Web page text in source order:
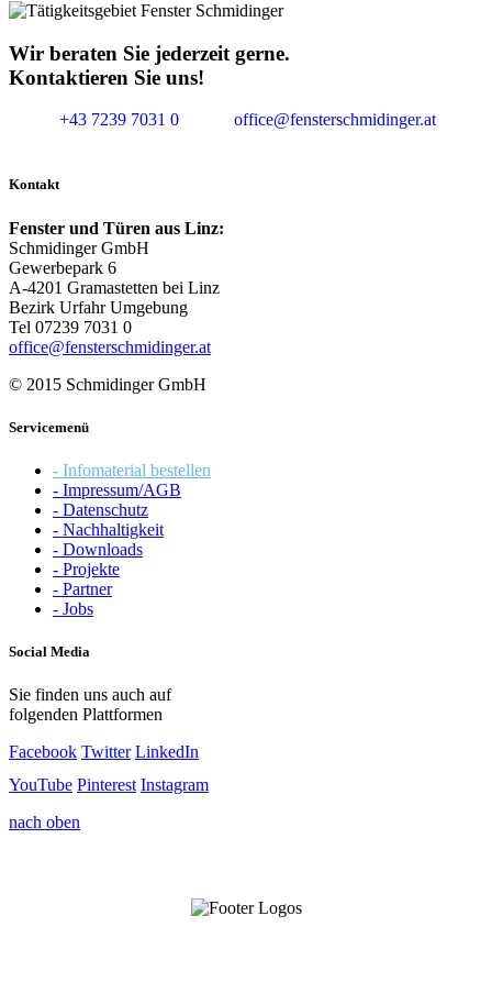
Wir beraten Sie jederzeit gerne.
Kontaktieren Sie uns!
+43 7239 7031 0 office@fensterschmidinger.at
Kontakt
Fenster und Türen aus Linz:
Schmidinger GmbH
Gewerbepark 6
A-4201 Gramastetten bei Linz
Bezirk Urfahr Umgebung
Tel 07239 7031 0
office@fensterschmidinger.at
© 2015 Schmidinger GmbH
Servicemenü
- Infomaterial bestellen
- Impressum/AGB
- Datenschutz
- Nachhaltigkeit
- Downloads
- Projekte
- Partner
- Jobs
Social Media
Sie finden uns auch auf
folgenden Plattformen
Facebook Twitter LinkedIn
YouTube Pinterest Instagram
nach oben